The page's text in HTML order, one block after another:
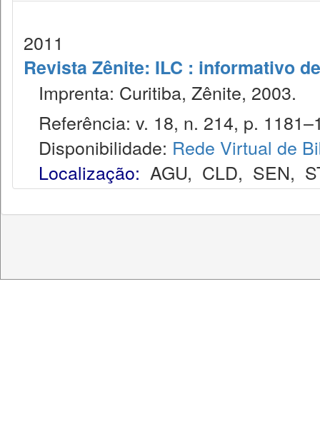
2011
Revista Zênite: ILC : informativo
Imprenta: Curitiba, Zênite, 2003.
Referência: v. 18, n. 214, p.
Disponibilidade: Rede Virtual de
Localização: AGU, CLD, SEN,